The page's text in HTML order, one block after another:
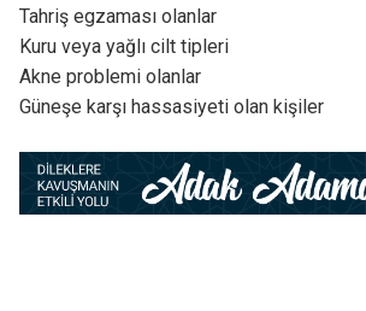
Tahriş egzaması olanlar
Kuru veya yağlı cilt tipleri
Akne problemi olanlar
Güneşe karşı hassasiyeti olan kişiler